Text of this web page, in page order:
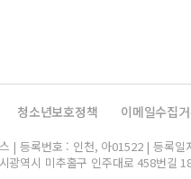
청소년보호정책 이메일수집
| 등록번호 : 인천, 아01522 | 등록
광역시 미추홀구 인주대로 458번